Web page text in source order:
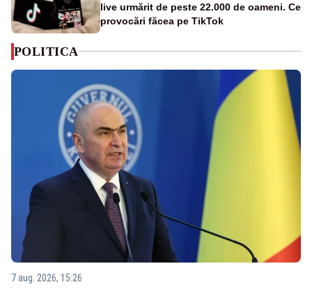
live urmărit de peste 22.000 de oameni. Ce
provocări făcea pe TikTok
POLITICA
7 aug. 2026, 15:26